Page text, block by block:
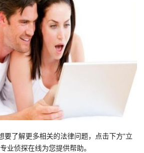
要了解更多相关的法律问题，点击下方“立
业侦探在线为您提供帮助。